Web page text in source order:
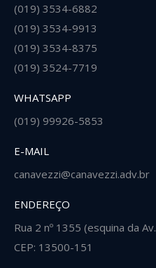
(019) 3534-6882
(019) 3534-9913
(019) 3534-8375
(019) 3524-7719
WHATSAPP
(019) 99926-5853
E-MAIL
canavezzi@canavezzi.adv.br
ENDEREÇO
Rua 2 nº 1355 (esquina da
CEP: 13500-151